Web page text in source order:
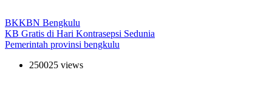
BKKBN Bengkulu
KB Gratis di Hari Kontrasepsi Sedunia
Pemerintah provinsi bengkulu
250025 views